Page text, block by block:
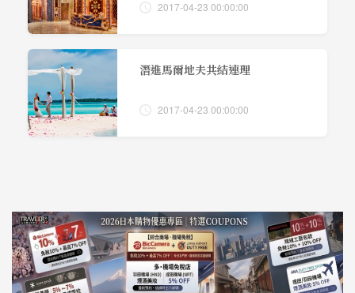
2017-04-23 00:00:00
潛進馬爾地夫共結連理
2017-04-23 00:00:00